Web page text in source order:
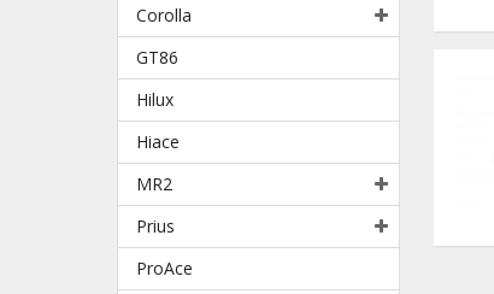
Corolla
GT86
Hilux
Hiace
MR2
Prius
ProAce